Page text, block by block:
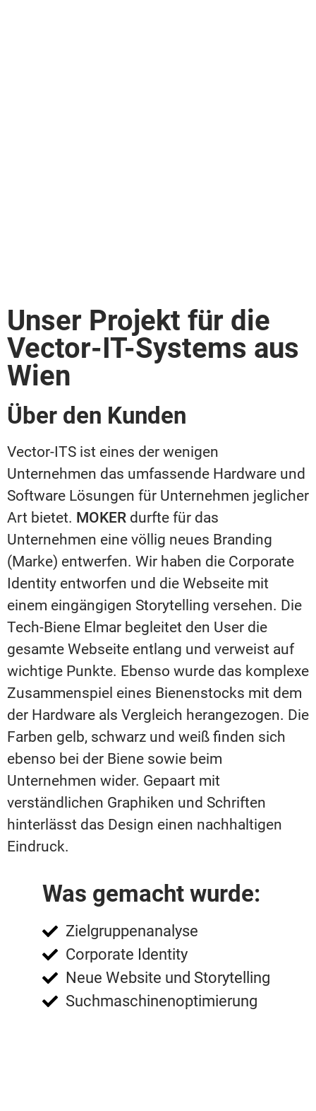
Unser Projekt für die
Vector-IT-Systems aus
Wien
Über den Kunden
Vector-ITS ist eines der wenigen
Unternehmen das umfassende Hardware und
Software Lösungen für Unternehmen jeglicher
Art bietet. MOKER durfte für das
Unternehmen eine völlig neues Branding
(Marke) entwerfen. Wir haben die Corporate
Identity entworfen und die Webseite mit
einem eingängigen Storytelling versehen. Die
Tech-Biene Elmar begleitet den User die
gesamte Webseite entlang und verweist auf
wichtige Punkte. Ebenso wurde das komplexe
Zusammenspiel eines Bienenstocks mit dem
der Hardware als Vergleich herangezogen. Die
Farben gelb, schwarz und weiß finden sich
ebenso bei der Biene sowie beim
Unternehmen wider. Gepaart mit
verständlichen Graphiken und Schriften
hinterlässt das Design einen nachhaltigen
Eindruck.
Was gemacht wurde:
Zielgruppenanalyse
Corporate Identity
Neue Website und Storytelling
Suchmaschinenoptimierung